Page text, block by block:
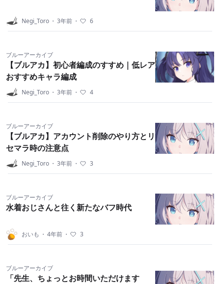
Negi_Toro ・ 3年前 ・ 6
ブルーアーカイブ
【ブルアカ】初心者編成のすすめ｜低レア
おすすめキャラ編成
Negi_Toro ・ 3年前 ・ 4
ブルーアーカイブ
【ブルアカ】アカウント削除のやり方とリ
セマラ時の注意点
Negi_Toro ・ 3年前 ・ 3
ブルーアーカイブ
水着おじさんと往く新たなバフ時代
おいも ・ 4年前 ・ 3
ブルーアーカイブ
「先生、ちょっとお時間いただけます